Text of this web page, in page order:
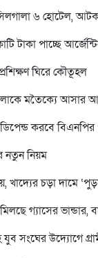
৬ হোটেল,
টাকা পাচ্ছে
ঘিরে কৌতূহল
মতৈক্যে আসার
করবে
নতুন নিয়ম
খাদ্যের চড়া দামে
গ্যাসের ভান্ডার,
যুব সংঘের উদ্যোগে